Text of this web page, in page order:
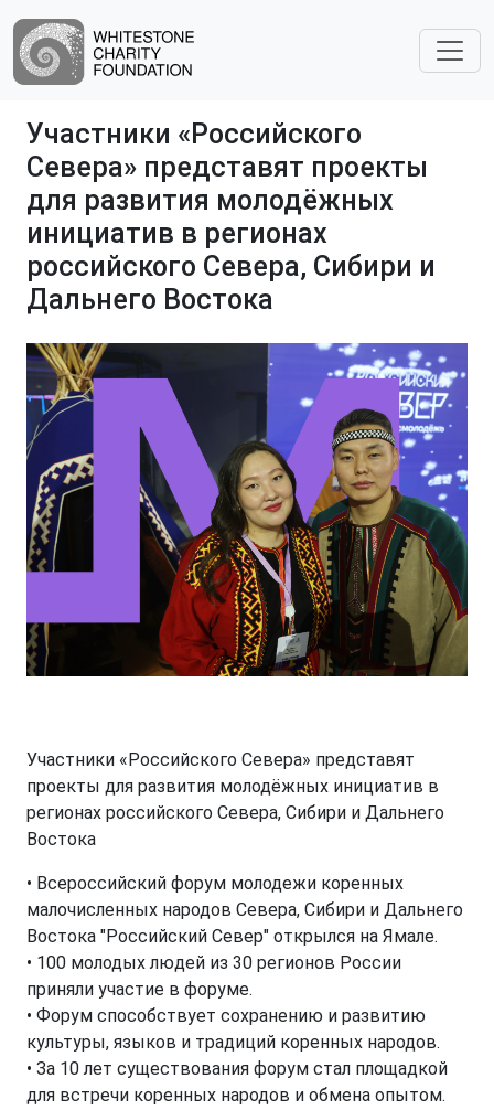
Участники «Российского
Севера» представят проекты
для развития молодёжных
инициатив в регионах
российского Севера, Сибири и
Дальнего Востока
Участники «Российского Севера» представят
проекты для развития молодёжных инициатив в
регионах российского Севера, Сибири и Дальнего
Востока
• Всероссийский форум молодежи коренных
малочисленных народов Севера, Сибири и Дальнего
Востока "Российский Север" открылся на Ямале.
• 100 молодых людей из 30 регионов России
приняли участие в форуме.
• Форум способствует сохранению и развитию
культуры, языков и традиций коренных народов.
• За 10 лет существования форум стал площадкой
для встречи коренных народов и обмена опытом.